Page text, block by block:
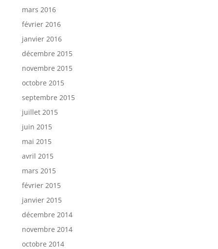
mars 2016
février 2016
janvier 2016
décembre 2015
novembre 2015
octobre 2015
septembre 2015
juillet 2015
juin 2015
mai 2015
avril 2015
mars 2015
février 2015
janvier 2015
décembre 2014
novembre 2014
octobre 2014